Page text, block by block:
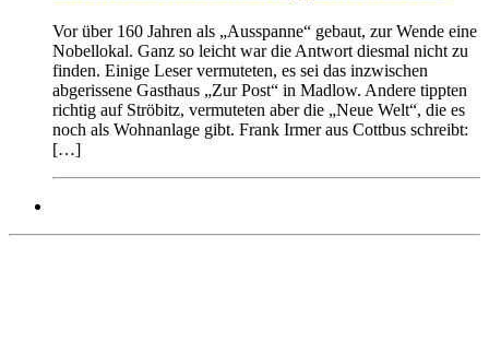
Vor über 160 Jahren als „Ausspanne“ gebaut, zur Wende eine
Nobellokal. Ganz so leicht war die Antwort diesmal nicht zu
finden. Einige Leser vermuteten, es sei das inzwischen
abgerissene Gasthaus „Zur Post“ in Madlow. Andere tippten
richtig auf Ströbitz, vermuteten aber die „Neue Welt“, die es
noch als Wohnanlage gibt. Frank Irmer aus Cottbus schreibt:
[…]